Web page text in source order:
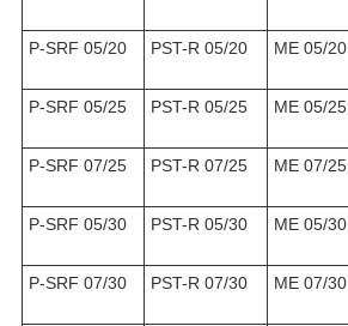
P-SRF 05/20
PST-R 05/20 ME 05/20
P-SRF 05/25
PST-R 05/25 ME 05/25
P-SRF 07/25
PST-R 07/25 ME 07/25
P-SRF 05/30
PST-R 05/30 ME 05/30
P-SRF 07/30
PST-R 07/30 ME 07/30